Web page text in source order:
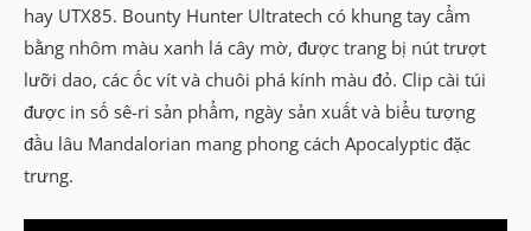
hay UTX85. Bounty Hunter Ultratech có khung tay cẩm
bằng nhôm màu xanh lá cây mờ, được trang bị nút trượt
lưỡi dao, các ốc vít và chuôi phá kính màu đỏ. Clip cài túi
được in số sê-ri sản phẩm, ngày sản xuất và biểu tượng
đầu lâu Mandalorian mang phong cách Apocalyptic đặc
trưng.